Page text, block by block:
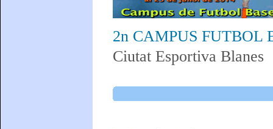
2n CAMPUS FUTBOL
Ciutat Esportiva Blanes